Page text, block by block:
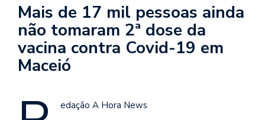
Mais de 17 mil pessoas ainda
não tomaram 2ª dose da
vacina contra Covid-19 em
Maceió
edação A Hora News